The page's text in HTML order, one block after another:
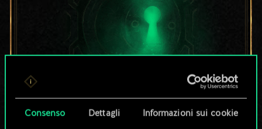
Consenso Dettagli Informazioni sui cookie
Per ora, è solo un